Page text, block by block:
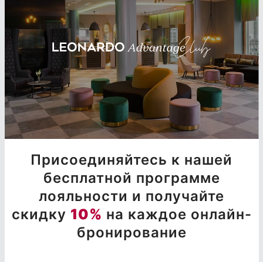
Присоединяйтесь к нашей
бесплатной программе
лояльности и получайте
скидку 10% на каждое онлайн-
бронирование